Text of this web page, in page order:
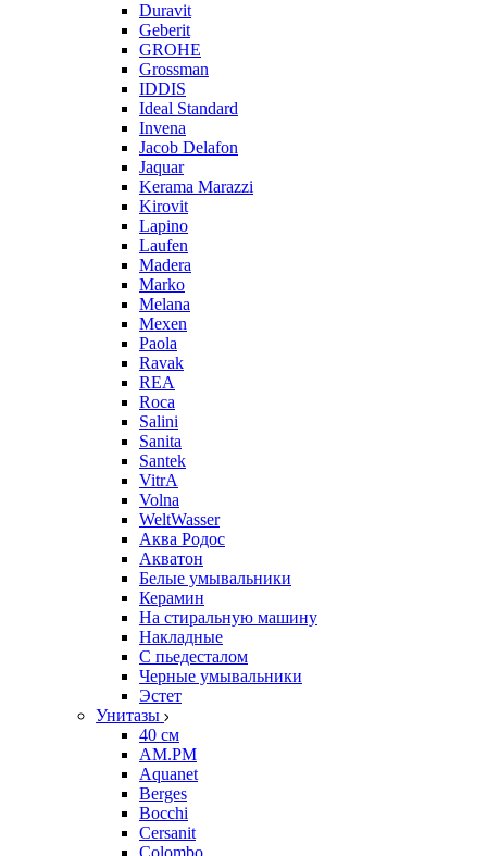
Duravit
Geberit
GROHE
Grossman
IDDIS
Ideal Standard
Invena
Jacob Delafon
Jaquar
Kerama Marazzi
Kirovit
Lapino
Laufen
Madera
Marko
Melana
Mexen
Paola
Ravak
REA
Roca
Salini
Sanita
Santek
VitrA
Volna
WeltWasser
Аква Родос
Акватон
Белые умывальники
Керамин
На стиральную машину
Накладные
С пьедесталом
Черные умывальники
Эстет
Унитазы
40 см
AM.PM
Aquanet
Berges
Bocchi
Cersanit
Colombo